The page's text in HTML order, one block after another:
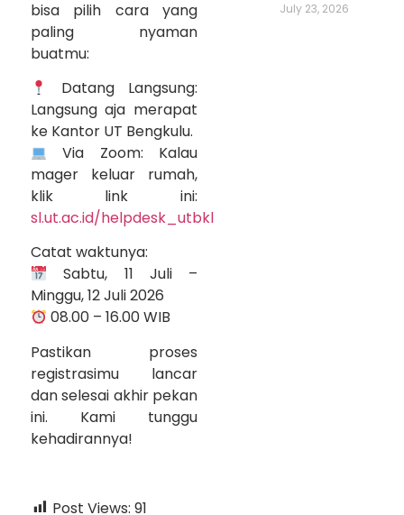
bisa pilih cara yang
paling nyaman
buatmu:
Datang Langsung:
Langsung aja merapat
ke Kantor UT Bengkulu.
Via Zoom: Kalau
mager keluar rumah,
klik link ini:
sl.ut.ac.id/helpdesk_utbkl
Catat waktunya:
Sabtu, 11 Juli –
Minggu, 12 Juli 2026
08.00 – 16.00 WIB
Pastikan proses
registrasimu lancar
dan selesai akhir pekan
ini. Kami tunggu
kehadirannya!
Post Views: 91
July 23, 2026